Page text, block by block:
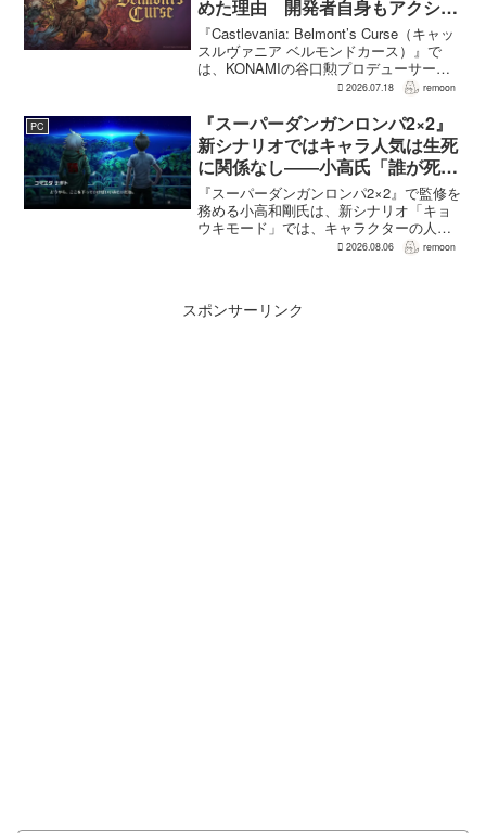
めた理由 開発者自身もアクショ
ンのつらさを実感
『Castlevania: Belmont’s Curse（キャッ
スルヴァニア ベルモンドカース）』で
は、KONAMIの谷口勲プロデューサー
が、レベルアップを含むRPG的システム
何度も挑戦すれば先へ進める...
2026.07.18 remoon
PC
『スーパーダンガンロンパ2×2』
新シナリオではキャラ人気は生死
に関係なし――小高氏「誰が死ん
でもヘイトメールは送らないで」
『スーパーダンガンロンパ2×2』で監修を
務める小高和剛氏は、新シナリオ「キョ
ウキモード」では、キャラクターの人気
にかかわらず退場させるとRPG Siteのイ
2026.08.06 remoon
スポンサーリンク